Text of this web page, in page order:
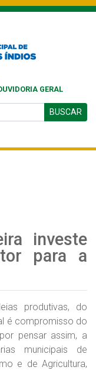
GERAL
BUSCAR
investe
para a
produtivas, do
é compromisso do
pensar assim, a
municipais de
e de Agricultura,